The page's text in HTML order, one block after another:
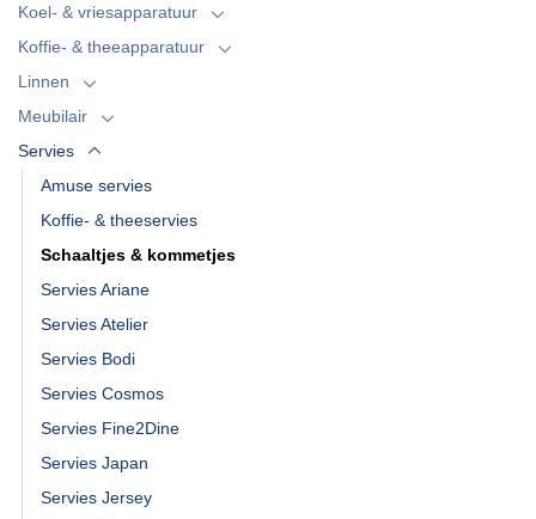
Koel- & vriesapparatuur
Koffie- & theeapparatuur
Linnen
Meubilair
Servies
Amuse servies
Koffie- & theeservies
Schaaltjes & kommetjes
Servies Ariane
Servies Atelier
Servies Bodi
Servies Cosmos
Servies Fine2Dine
Servies Japan
Servies Jersey